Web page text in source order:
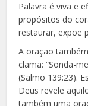
Palavra é viva e
propósitos do
restaurar, expõe
A oração
clama: “Sonda-
(Salmo 139:23).
Deus revele
também uma